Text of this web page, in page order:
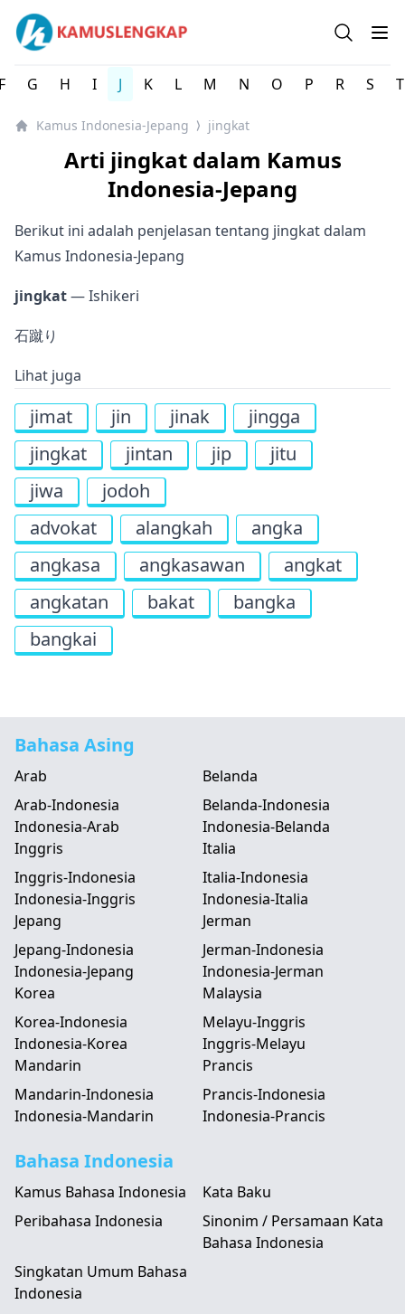
Kamus Lengkap Indonesia-Jepang - Kamus Bahasa
Open
G H I J K L M N O P R S T
Kamus Indonesia-Jepang ⟩ jingkat
Arti jingkat dalam Kamus
Indonesia-Jepang
Berikut ini adalah penjelasan tentang jingkat dalam
Kamus Indonesia-Jepang
jingkat— Ishikeri
石蹴り
Lihat juga
jimat jin jinak
jingga
jingkat
jintan jip
jitu
jiwa
jodoh
advokat
alangkah
angka
angkasa
angkasawan
angkat
angkatan
bakat
bangka
bangkai
Bahasa Asing
Arab
Arab-Indonesia
Indonesia-Arab
Belanda
Belanda-Indonesia
Indonesia-Belanda
Inggris
Inggris-Indonesia
Indonesia-Inggris
Italia
Italia-Indonesia
Indonesia-Italia
Jepang
Jepang-Indonesia
Indonesia-Jepang
Jerman
Jerman-Indonesia
Indonesia-Jerman
Korea
Korea-Indonesia
Indonesia-Korea
Malaysia
Melayu-Inggris
Inggris-Melayu
Mandarin
Mandarin-Indonesia
Indonesia-Mandarin
Prancis
Prancis-Indonesia
Indonesia-Prancis
Bahasa Indonesia
Kamus Bahasa Indonesia
Kata Baku
Peribahasa Indonesia
Sinonim / Persamaan Kata
Bahasa Indonesia
Singkatan Umum Bahasa
Indonesia